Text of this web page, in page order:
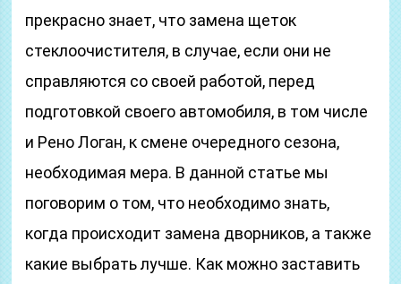
прекрасно знает, что замена щеток
стеклоочистителя, в случае, если они не
справляются со своей работой, перед
подготовкой своего автомобиля, в том числе
и Рено Логан, к смене очередного сезона,
необходимая мера. В данной статье мы
поговорим о том, что необходимо знать,
когда происходит замена дворников, а также
какие выбрать лучше. Как можно заставить